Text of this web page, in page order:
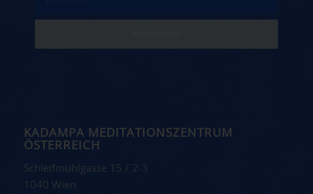
KADAMPA MEDITATIONSZENTRUM
ÖSTERREICH
Schleifmühlgasse 15 / 2-3
1040 Wien